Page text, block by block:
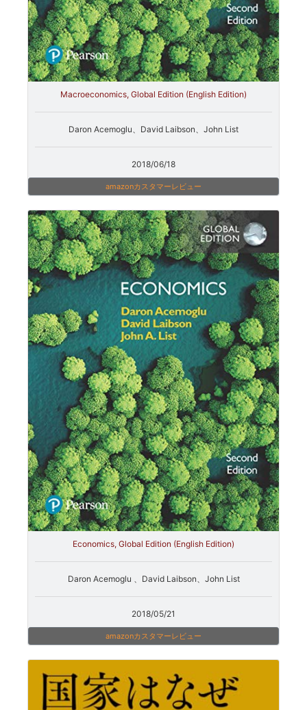
Macroeconomics, Global Edition (English Edition)
Daron Acemoglu、David Laibson、John List
2018/06/18
amazonカスタマーレビュー
Economics, Global Edition (English Edition)
Daron Acemoglu 、David Laibson、John List
2018/05/21
amazonカスタマーレビュー